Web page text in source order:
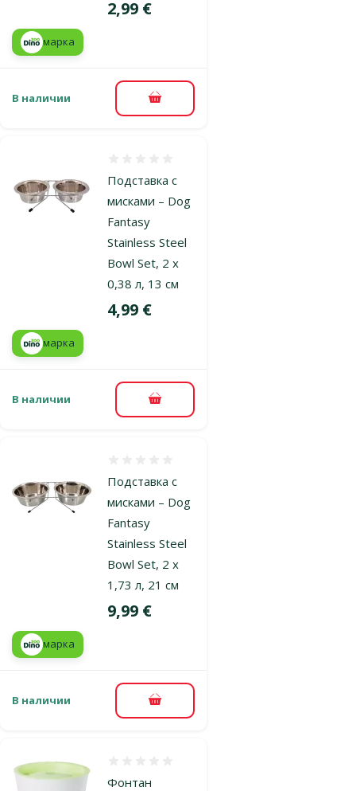
Цена
2,99 €
марка
В наличии В корзину
Подставка с
мисками – Dog
Fantasy
Stainless Steel
Bowl Set, 2 x
0,38 л, 13 см
Цена
4,99 €
марка
В наличии В корзину
Подставка с
мисками – Dog
Fantasy
Stainless Steel
Bowl Set, 2 x
1,73 л, 21 см
Цена
9,99 €
марка
В наличии В корзину
Фонтан